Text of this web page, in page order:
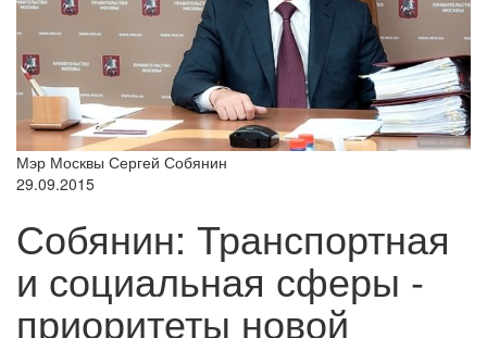
Мэр Москвы Сергей Собянин
29.09.2015
Собянин: Транспортная
и социальная сферы -
приоритеты новой